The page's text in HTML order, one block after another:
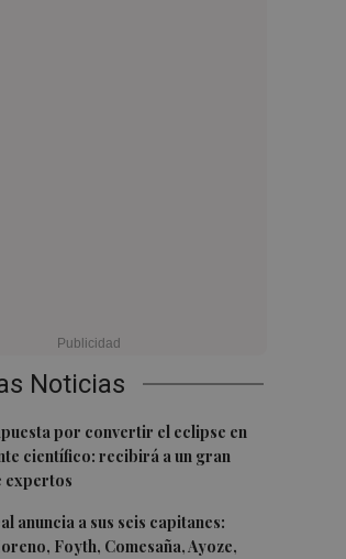
Noticias
por convertir el eclipse en
científico: recibirá a un gran
expertos
anuncia a sus seis capitanes:
Foyth, Comesaña, Ayoze,